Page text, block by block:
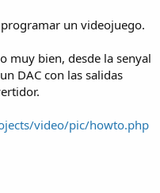
un videojuego.
muy bien, desde la senyal
DAC con las salidas
video/pic/howto.php